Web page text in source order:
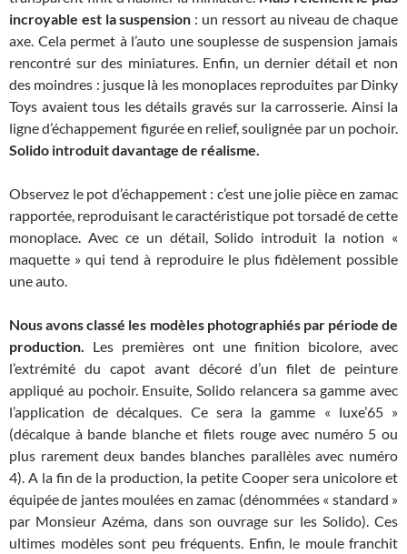
incroyable est la suspension : un ressort au niveau de chaque
axe. Cela permet à l’auto une souplesse de suspension jamais
rencontré sur des miniatures. Enfin, un dernier détail et non
des moindres : jusque là les monoplaces reproduites par Dinky
Toys avaient tous les détails gravés sur la carrosserie. Ainsi la
ligne d’échappement figurée en relief, soulignée par un pochoir.
Solido introduit davantage de réalisme.
Observez le pot d’échappement : c’est une jolie pièce en zamac
rapportée, reproduisant le caractéristique pot torsadé de cette
monoplace. Avec ce un détail, Solido introduit la notion «
maquette » qui tend à reproduire le plus fidèlement possible
une auto.
Nous avons classé les modèles photographiés par période de
production.
Les premières ont une finition bicolore, avec
l’extrémité du capot avant décoré d’un filet de peinture
appliqué au pochoir. Ensuite, Solido relancera sa gamme avec
l’application de décalques. Ce sera la gamme « luxe’65 »
(décalque à bande blanche et filets rouge avec numéro 5 ou
plus rarement deux bandes blanches parallèles avec numéro
4). A la fin de la production, la petite Cooper sera unicolore et
équipée de jantes moulées en zamac (dénommées « standard »
par Monsieur Azéma, dans son ouvrage sur les Solido). Ces
ultimes modèles sont peu fréquents. Enfin, le moule franchit